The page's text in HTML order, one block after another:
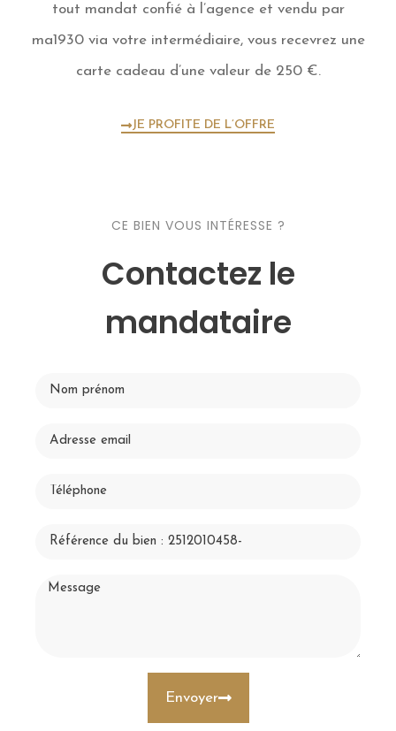
tout mandat confié à l’agence et vendu par
ma1930 via votre intermédiaire, vous recevrez une
carte cadeau d’une valeur de 250 €.
JE PROFITE DE L’OFFRE
CE BIEN VOUS INTÉRESSE ?
Contactez le
mandataire
Envoyer